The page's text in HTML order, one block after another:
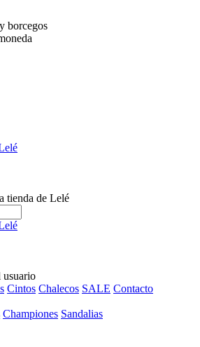
borcegos
Cintos Chalecos SALE Contacto
Championes Sandalias